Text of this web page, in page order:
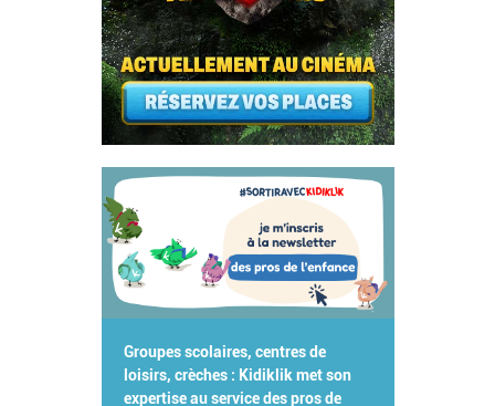
Groupes scolaires, centres de
loisirs, crèches : Kidiklik met son
expertise au service des pros de